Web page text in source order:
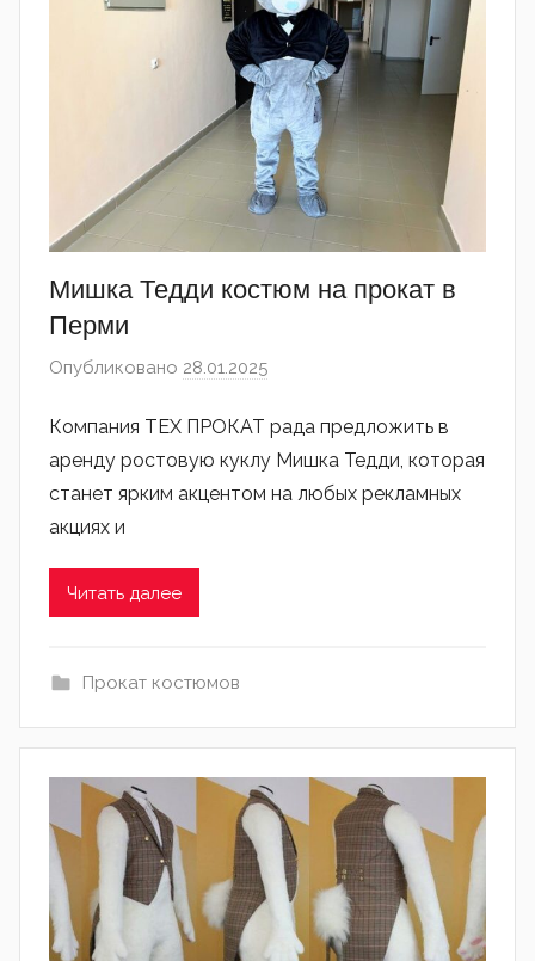
Мишка Тедди костюм на прокат в
Перми
Опубликовано 28.01.2025
Компания ТЕХ ПРОКАТ рада предложить в
аренду ростовую куклу Мишка Тедди, которая
станет ярким акцентом на любых рекламных
акциях и
Читать далее
Прокат костюмов